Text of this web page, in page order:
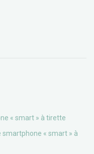
« smart » à tirette
smartphone « smart » à